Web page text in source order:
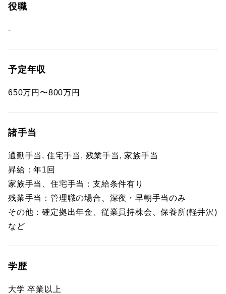
役職
-
予定年収
650万円〜800万円
諸手当
通勤手当, 住宅手当, 残業手当, 家族手当
昇給：年1回
家族手当、住宅手当：支給条件有り
残業手当：管理職の場合、深夜・早朝手当のみ
その他：確定拠出年金、従業員持株会、保養所(軽井沢)
など
学歴
大学 卒業以上